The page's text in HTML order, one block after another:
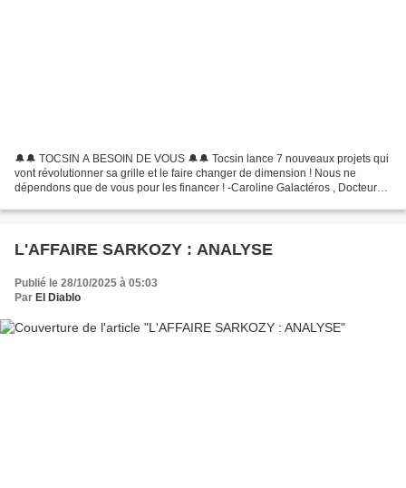
🔔🔔 TOCSIN A BESOIN DE VOUS 🔔🔔 Tocsin lance 7 nouveaux projets qui
vont révolutionner sa grille et le faire changer de dimension ! Nous ne
dépendons que de vous pour les financer ! -Caroline Galactéros , Docteur
L'AFFAIRE SARKOZY : ANALYSE
Publié le 28/10/2025 à 05:03
Par El Diablo